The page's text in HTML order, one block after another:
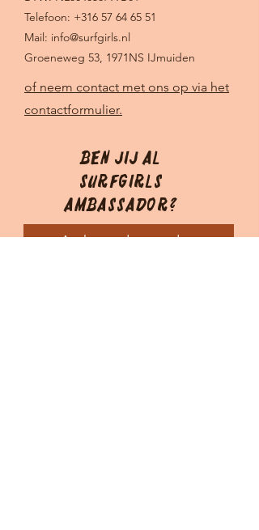
Telefoon: +316 57 64 65 51
Mail: info@surfgirls.nl
Groeneweg 53, 1971NS IJmuiden
of neem contact met ons op via het
contactformulier.
Ben jij Al
Surfgirls
Ambassador?
Ambassador worden